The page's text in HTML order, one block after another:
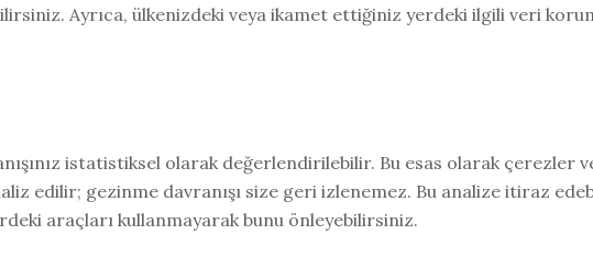
Ayrıca, ülkenizdeki veya ikamet ettiğiniz yerdeki ilgili veri
istatistiksel olarak değerlendirilebilir. Bu esas olarak çerezler
edilir; gezinme davranışı size geri izlenemez. Bu analize itiraz
araçları kullanmayarak bunu önleyebilirsiniz.